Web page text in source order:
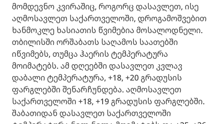
მომდევნო კვირაშიც, როგორც დასავლეთ, ისე
აღმოსავლეთ საქართველოში, დროგამოშვებით
ხანმოკლე ხასიათის წვიმებია მოსალოდნელი.
თბილისში ორშაბათს საღამოს საათებში
იწვიმებს, თუმცა ჰაერის ტემპერატურა
მოიმატებს. ​ამ დღეებში დასავლეთ კვლავ
დაბალი ტემპერატურა, +18, +20 გრადუსის
ფარგლებში შენარჩუნდება. აღმოსავლეთ
საქართველოში +18, +19 გრადუსის ფარგლებში.
შაბათიდან დასავლეთ საქართველოში